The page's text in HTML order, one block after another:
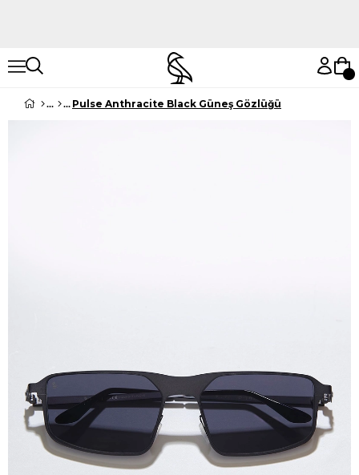
Pulse Anthracite Black Güneş Gözlüğü